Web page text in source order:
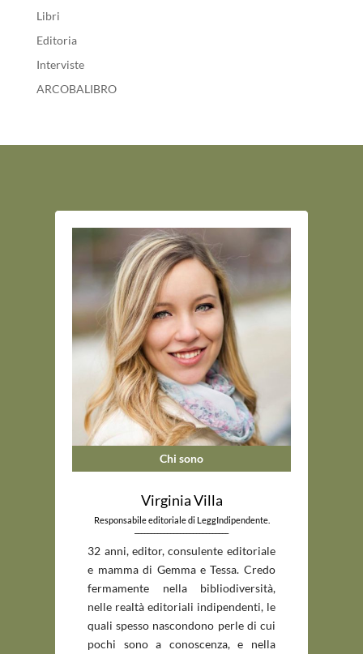
Libri
Editoria
Interviste
ARCOBALIBRO
Chi sono
Virginia Villa
Responsabile editoriale di LeggIndipendente.
_____________________________
32 anni, editor, consulente editoriale
e mamma di Gemma e Tessa. Credo
fermamente nella bibliodiversità,
nelle realtà editoriali indipendenti, le
quali spesso nascondono perle di cui
pochi sono a conoscenza, e nella